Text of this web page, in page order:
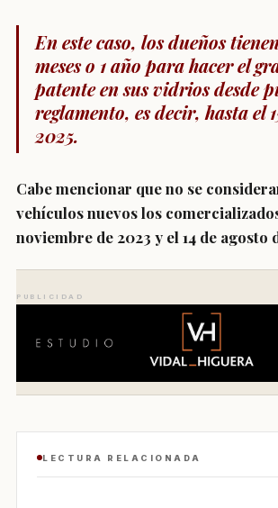
En este caso, los dueños
meses o 1 año para hacer el
patente en sus vidrios desde
reglamento, es decir, hasta el
2025.
Cabe mencionar que no se
vehículos nuevos los
noviembre de 2023 y el 14 de agosto
PUBLICIDAD
LECTURA RELACIONADA